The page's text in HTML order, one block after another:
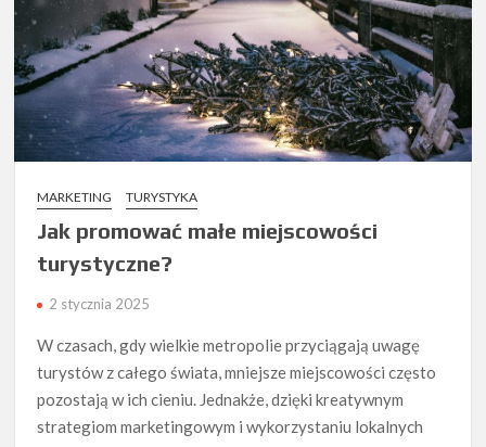
MARKETING TURYSTYKA
Jak promować małe miejscowości
turystyczne?
2 stycznia 2025
W czasach, gdy wielkie metropolie przyciągają uwagę
turystów z całego świata, mniejsze miejscowości często
pozostają w ich cieniu. Jednakże, dzięki kreatywnym
strategiom marketingowym i wykorzystaniu lokalnych